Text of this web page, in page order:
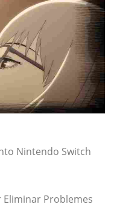
Nintendo Switch
Problemes